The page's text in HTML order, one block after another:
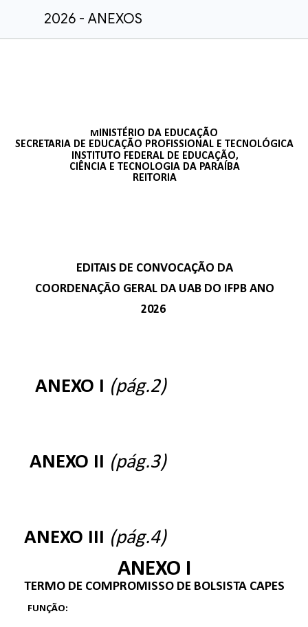
2026 - ANEXOS
M INISTÉRIO DA EDUCAÇÃO
SECRETARIA DE EDUCAÇÃO PROFISSIONAL E TECNOLÓGICA
INSTITUTO FEDERAL DE EDUCAÇÃO,
CIÊNCIA E TECNOLOGIA DA PARAÍBA
REITORIA
EDITAIS DE CONVOCAÇÃO DA
COORDENAÇÃO GERAL DA UAB DO IFPB ANO
2026
ANEXO I (pág.2)
ANEXO II (pág.3)
ANEXO III (pág.4)
ANEXO I
TERMO DE COMPROMISSO DE BOLSISTA CAPES
FUNÇÃO: